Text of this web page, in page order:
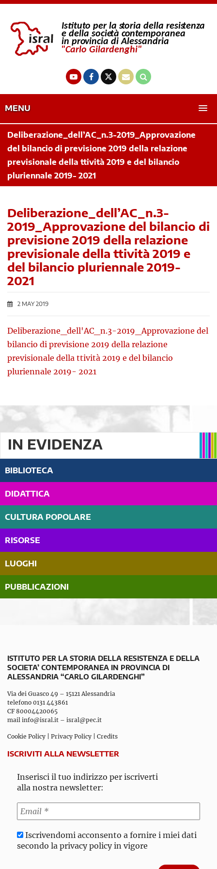
MENU
Deliberazione_dell’AC_n.3-2019_Approvazione
del bilancio di previsione 2019 della relazione
previsionale della ttività 2019 e del bilancio
pluriennale 2019- 2021
Deliberazione_dell’AC_n.3-
2019_Approvazione del bilancio di
previsione 2019 della relazione
previsionale della ttività 2019 e
del bilancio pluriennale 2019-
2021
2 MAY 2019
Deliberazione_dell'AC_n.3-2019_Approvazione del
bilancio di previsione 2019 della relazione
previsionale della ttività 2019 e del bilancio
pluriennale 2019- 2021
IN EVIDENZA
BIBLIOTECA
DIDATTICA
CULTURA POPOLARE
RISORSE
LUOGHI
PUBBLICAZIONI
ISTITUTO PER LA STORIA DELLA RESISTENZA E DELLA
SOCIETA’ CONTEMPORANEA IN PROVINCIA DI
ALESSANDRIA “CARLO GILARDENGHI”
Via dei Guasco 49 – 15121 Alessandria
telefono 0131 443861
CF 80004420065
mail info@isral.it – isral@pec.it
Cookie Policy Privacy Policy Credits
ISCRIVITI ALLA NEWSLETTER
Inserisci il tuo indirizzo per iscriverti
alla nostra newsletter:
Iscrivendomi acconsento a fornire i miei dati
secondo la privacy policy in vigore